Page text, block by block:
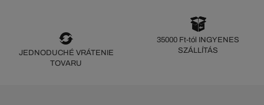
JEDNODUCHÉ VRÁTENIE
TOVARU
35000 Ft-tól INGYENES
SZÁLLÍTÁS